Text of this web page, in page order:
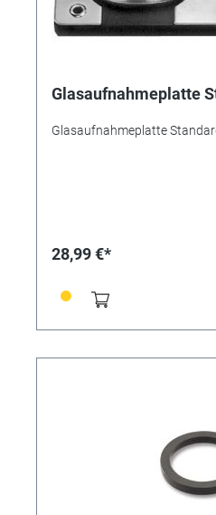
Glasaufnahmeplatte
Glasaufnahmeplatte
28,99 €*